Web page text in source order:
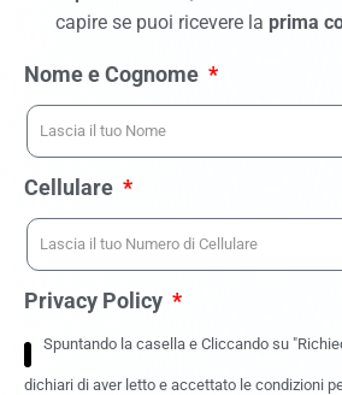
capire se puoi ricevere la prima
Nome e Cognome
Cellulare
Privacy Policy
Spuntando la casella e Cliccando su
dichiari di aver letto e accettato le condizioni